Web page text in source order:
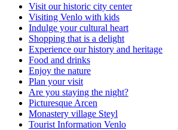
Visit our historic city center
Visiting Venlo with kids
Indulge your cultural heart
Shopping that is a delight
Experience our history and heritage
Food and drinks
Enjoy the nature
Plan your visit
Are you staying the night?
Picturesque Arcen
Monastery village Steyl
Tourist Information Venlo